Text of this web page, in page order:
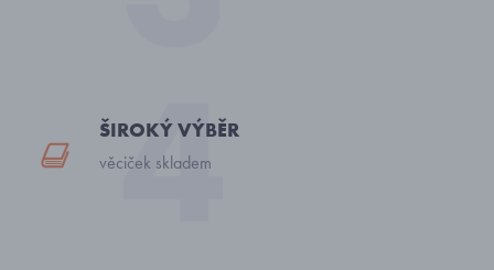
ŠIROKÝ VÝBĚR
věciček skladem